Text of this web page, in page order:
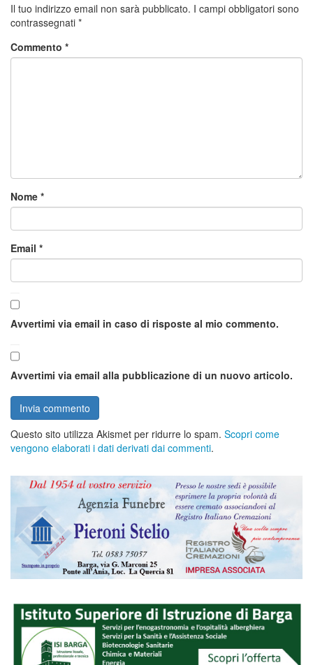
Il tuo indirizzo email non sarà pubblicato. I campi obbligatori sono
contrassegnati *
Commento *
Nome *
Email *
Avvertimi via email in caso di risposte al mio commento.
Avvertimi via email alla pubblicazione di un nuovo articolo.
Questo sito utilizza Akismet per ridurre lo spam. Scopri come
vengono elaborati i dati derivati dai commenti.